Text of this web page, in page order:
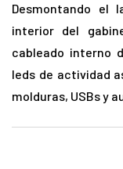
Desmontando el
interior del
cableado interno
leds de actividad
molduras, USBs y